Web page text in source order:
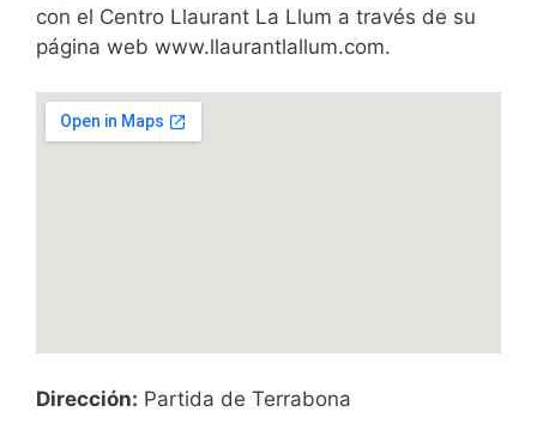
con el Centro Llaurant La Llum a través de su
página web www.llaurantlallum.com.
Dirección: Partida de Terrabona